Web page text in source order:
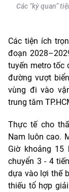
Các “kỳ quan”
Các tiện ích
đoạn
tuyến metro tốc
đường vượt
vùng đi vào
trung tâm
Thực tế cho
Nam luôn cao.
Giờ khoảng
chuyển 3 - 4
dựa vào lợi thế
thiếu tổ hợp